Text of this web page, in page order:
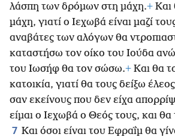
λάσπη των δρόμων στη μάχη.+ Και
μάχη, γιατί ο Ιεχωβά είναι μαζί
αναβάτες των αλόγων θα
καταστήσω τον οίκο του Ιούδα
του Ιωσήφ θα τον σώσω.+ Και θα
κατοικία, γιατί θα τους δείξω
σαν εκείνους που δεν είχα
είμαι ο Ιεχωβά ο Θεός τους, και
7 Και όσοι είναι του Εφραΐμ θα